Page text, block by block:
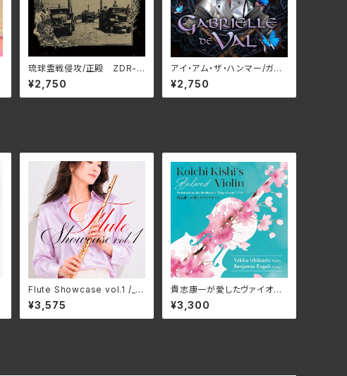
琉球霊戦侵攻/正殿 ZDR-1
03
¥2,750
アイ・アム・ザ・ハンマー/ガブ
リエル・デ・ヴァル RBNCD-
1442(仕様:CD)
¥2,750
Flute Showcase vol.1 /_フ
ルートショーケース vol.1/Var
ious Artists GNRS-003
8(仕様:CD)
¥3,575
貴志康一が愛したヴァイオリ
ン/石橋幸子、 ベンジャミン・
エンゲリ KRS-5627(仕様:
CD)
¥3,300